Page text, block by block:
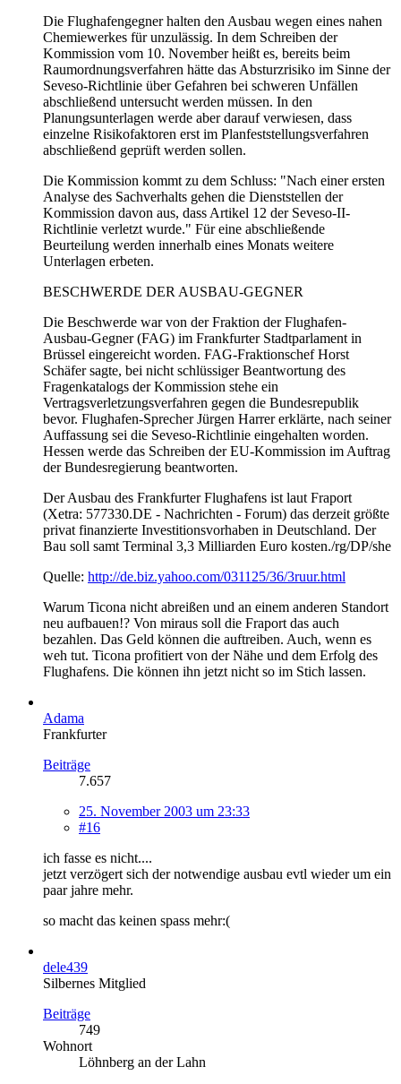
Die Flughafengegner halten den Ausbau wegen eines nahen
Chemiewerkes für unzulässig. In dem Schreiben der
Kommission vom 10. November heißt es, bereits beim
Raumordnungsverfahren hätte das Absturzrisiko im Sinne der
Seveso-Richtlinie über Gefahren bei schweren Unfällen
abschließend untersucht werden müssen. In den
Planungsunterlagen werde aber darauf verwiesen, dass
einzelne Risikofaktoren erst im Planfeststellungsverfahren
abschließend geprüft werden sollen.
Die Kommission kommt zu dem Schluss: "Nach einer ersten
Analyse des Sachverhalts gehen die Dienststellen der
Kommission davon aus, dass Artikel 12 der Seveso-II-
Richtlinie verletzt wurde." Für eine abschließende
Beurteilung werden innerhalb eines Monats weitere
Unterlagen erbeten.
BESCHWERDE DER AUSBAU-GEGNER
Die Beschwerde war von der Fraktion der Flughafen-
Ausbau-Gegner (FAG) im Frankfurter Stadtparlament in
Brüssel eingereicht worden. FAG-Fraktionschef Horst
Schäfer sagte, bei nicht schlüssiger Beantwortung des
Fragenkatalogs der Kommission stehe ein
Vertragsverletzungsverfahren gegen die Bundesrepublik
bevor. Flughafen-Sprecher Jürgen Harrer erklärte, nach seiner
Auffassung sei die Seveso-Richtlinie eingehalten worden.
Hessen werde das Schreiben der EU-Kommission im Auftrag
der Bundesregierung beantworten.
Der Ausbau des Frankfurter Flughafens ist laut Fraport
(Xetra: 577330.DE - Nachrichten - Forum) das derzeit größte
privat finanzierte Investitionsvorhaben in Deutschland. Der
Bau soll samt Terminal 3,3 Milliarden Euro kosten./rg/DP/she
Quelle: http://de.biz.yahoo.com/031125/36/3ruur.html
Warum Ticona nicht abreißen und an einem anderen Standort
neu aufbauen!? Von miraus soll die Fraport das auch
bezahlen. Das Geld können die auftreiben. Auch, wenn es
weh tut. Ticona profitiert von der Nähe und dem Erfolg des
Flughafens. Die können ihn jetzt nicht so im Stich lassen.
Adama
Frankfurter
Beiträge
7.657
25. November 2003 um 23:33
#16
ich fasse es nicht....
jetzt verzögert sich der notwendige ausbau evtl wieder um ein
paar jahre mehr.
so macht das keinen spass mehr:(
dele439
Silbernes Mitglied
Beiträge
749
Wohnort
Löhnberg an der Lahn